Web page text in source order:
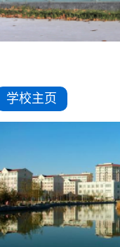
学校主页